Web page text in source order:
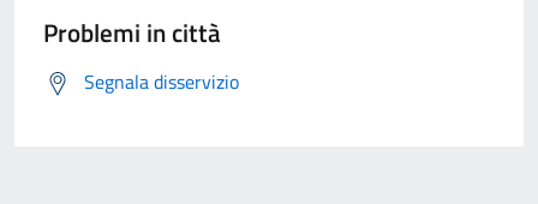
Problemi in città
Segnala disservizio